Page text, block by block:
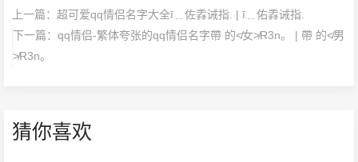
上一篇： 超可爱qq情侣名字大全ī﹎佐掱诫指. | ī﹎佑掱诫指.
下一篇： qq情侣-繁体夸张的qq情侣名字帶 的≮女≯R3n。 | 帶 的≮男
≯R3n。
猜你喜欢